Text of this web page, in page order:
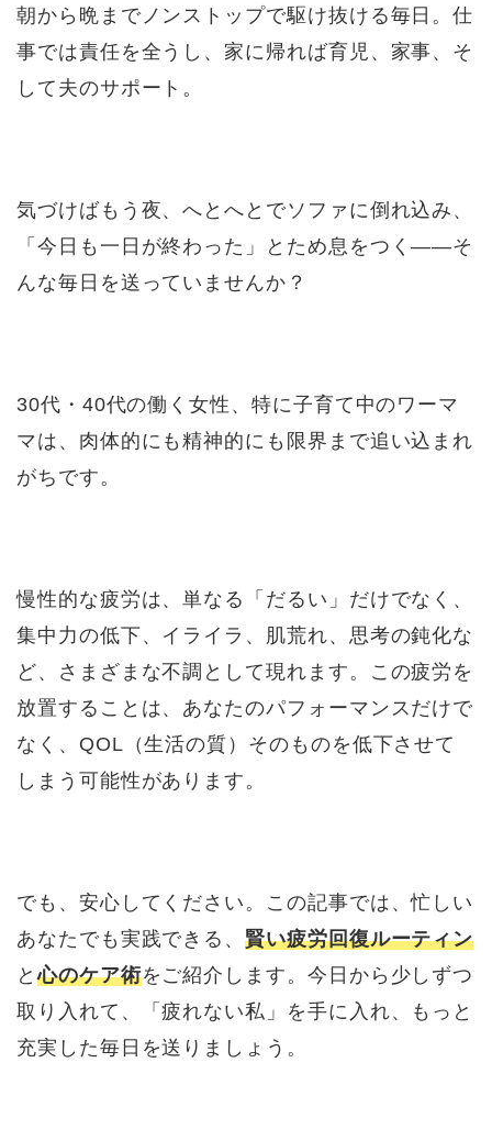
朝から晩までノンストップで駆け抜ける毎日。仕
事では責任を全うし、家に帰れば育児、家事、そ
して夫のサポート。
気づけばもう夜、へとへとでソファに倒れ込み、
「今日も一日が終わった」とため息をつく――そ
んな毎日を送っていませんか？
30代・40代の働く女性、特に子育て中のワーマ
マは、肉体的にも精神的にも限界まで追い込まれ
がちです。
慢性的な疲労は、単なる「だるい」だけでなく、
集中力の低下、イライラ、肌荒れ、思考の鈍化な
ど、さまざまな不調として現れます。この疲労を
放置することは、あなたのパフォーマンスだけで
なく、QOL（生活の質）そのものを低下させて
しまう可能性があります。
でも、安心してください。この記事では、忙しい
あなたでも実践できる、賢い疲労回復ルーティン
と心のケア術をご紹介します。今日から少しずつ
取り入れて、「疲れない私」を手に入れ、もっと
充実した毎日を送りましょう。